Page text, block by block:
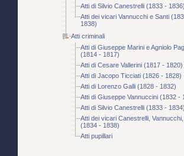
Atti di Silvio Canestrelli (1833 - 1836)
Atti dei vicari Vannucchi e Santi
1838)
Atti criminali
Atti di Giuseppe Marini e Agniolo
(1814 - 1817)
Atti di Cesare Vallerini (1817 - 1820)
Atti di Jacopo Ticciati (1826 - 1828)
Atti di Lorenzo Galli (1828 - 1832)
Atti di Giuseppe Vannuccini (1832 -
Atti di Silvio Canestrelli (1833 - 1834)
Atti dei vicari Canestrelli,
(1834 - 1838)
Atti pupillari